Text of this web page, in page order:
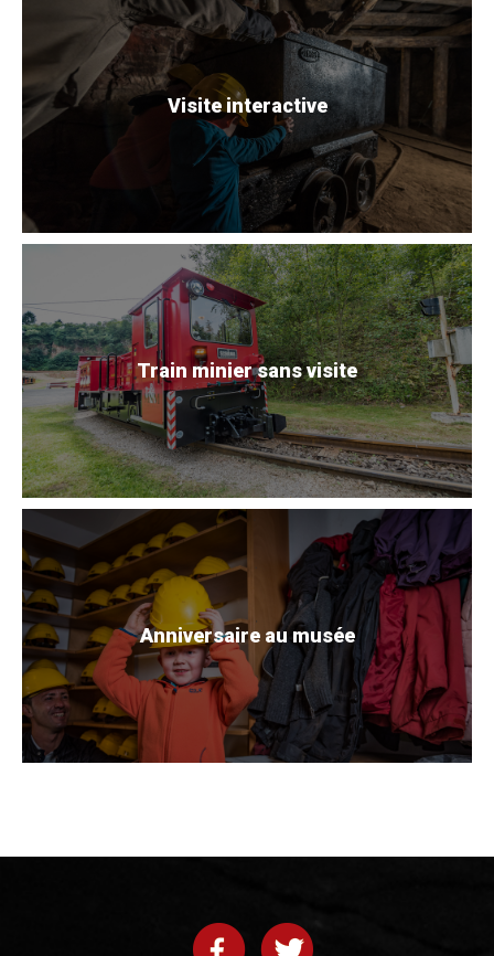
Visite interactive
Train minier sans visite
Anniversaire au musée